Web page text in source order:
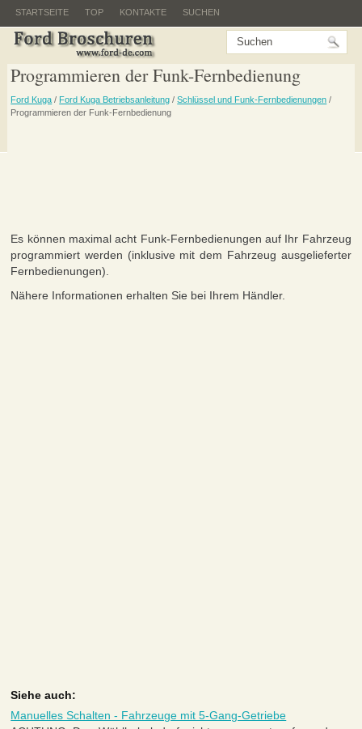
STARTSEITE TOP KONTAKTE SUCHEN
Programmieren der Funk-Fernbedienung
Ford Kuga / Ford Kuga Betriebsanleitung /Schlüssel und Funk-Fernbedienungen /
Programmieren der Funk-Fernbedienung
Es können maximal acht Funk-Fernbedienungen auf Ihr Fahrzeug
programmiert werden (inklusive mit dem Fahrzeug ausgelieferter
Fernbedienungen).
Nähere Informationen erhalten Sie bei Ihrem Händler.
Siehe auch:
Manuelles Schalten - Fahrzeuge mit 5-Gang-Getriebe